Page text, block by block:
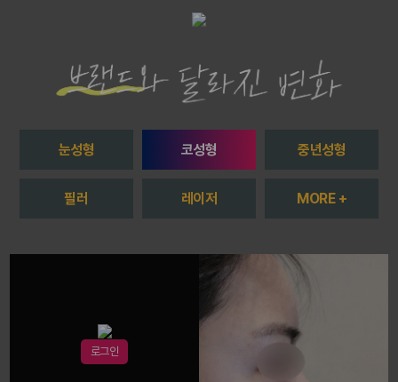
눈성형 코성형 중년성형
필러 레이저 MORE +
로그인